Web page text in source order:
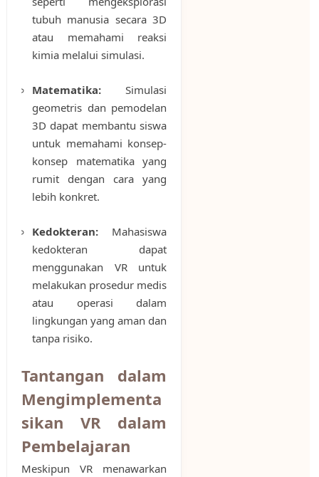
tubuh manusia secara 3D
atau memahami reaksi
kimia melalui simulasi.
Matematika:Simulasi
geometris dan pemodelan
3D dapat membantu siswa
untuk memahami konsep-
konsep matematika yang
rumit dengan cara yang
lebih konkret.
Kedokteran:Mahasiswa
kedokteran dapat
menggunakan VR untuk
melakukan prosedur medis
atau operasi dalam
lingkungan yang aman dan
tanpa risiko.
Tantangan dalam
Mengimplementa
sikan VR dalam
Pembelajaran
Meskipun VR menawarkan